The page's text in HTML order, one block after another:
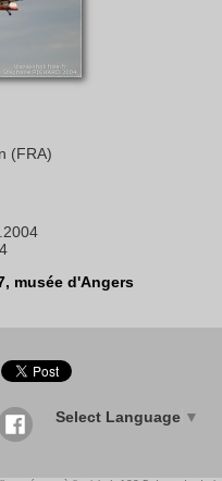
(FRA)
musée d'Angers
Select Language ▼